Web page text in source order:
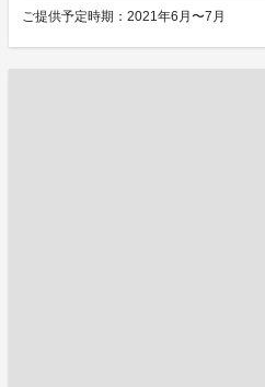
ご提供予定時期：2021年6月〜7月